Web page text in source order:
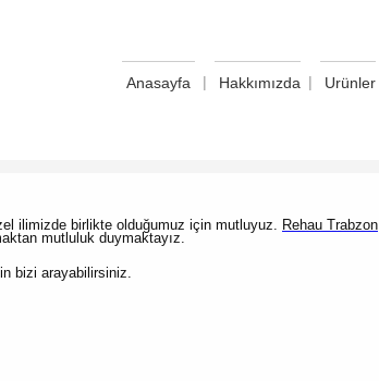
Anasayfa | Hakkımızda | Urünler
ilimizde birlikte olduğumuz için mutluyuz. Rehau Trabzon
mutluluk duymaktayız.
bizi arayabilirsiniz.